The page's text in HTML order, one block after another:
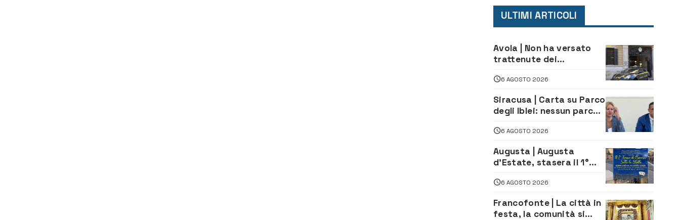
ULTIMI ARTICOLI
Avola | Non ha versato
trattenute dei
oltre 700 mila euro a
imprenditore della
climatizzazione
6 AGOSTO 2026
Siracusa | Carta su Parco
degli Iblei: nessun parco
comunità e il territorio
6 AGOSTO 2026
Augusta | Augusta
d’Estate, stasera il 1°
le Stelle: piazza
D’Astorga già sold out
6 AGOSTO 2026
Francofonte | La città in
festa, la comunità si